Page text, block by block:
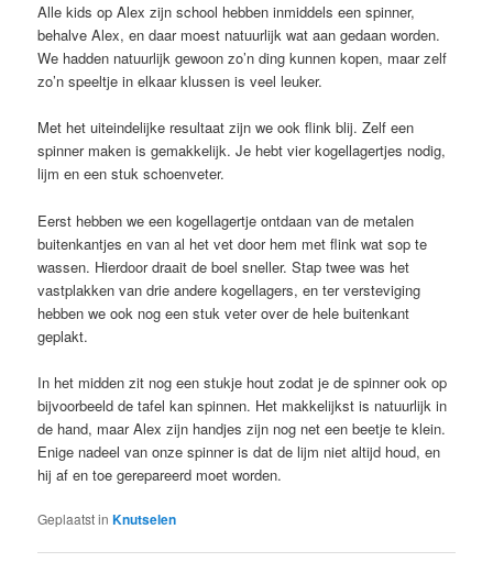
Alle kids op Alex zijn school hebben inmiddels een spinner,
behalve Alex, en daar moest natuurlijk wat aan gedaan worden.
We hadden natuurlijk gewoon zo’n ding kunnen kopen, maar zelf
zo’n speeltje in elkaar klussen is veel leuker.
Met het uiteindelijke resultaat zijn we ook flink blij. Zelf een
spinner maken is gemakkelijk. Je hebt vier kogellagertjes nodig,
lijm en een stuk schoenveter.
Eerst hebben we een kogellagertje ontdaan van de metalen
buitenkantjes en van al het vet door hem met flink wat sop te
wassen. Hierdoor draait de boel sneller. Stap twee was het
vastplakken van drie andere kogellagers, en ter versteviging
hebben we ook nog een stuk veter over de hele buitenkant
geplakt.
In het midden zit nog een stukje hout zodat je de spinner ook op
bijvoorbeeld de tafel kan spinnen. Het makkelijkst is natuurlijk in
de hand, maar Alex zijn handjes zijn nog net een beetje te klein.
Enige nadeel van onze spinner is dat de lijm niet altijd houd, en
hij af en toe gerepareerd moet worden.
Geplaatst in Knutselen